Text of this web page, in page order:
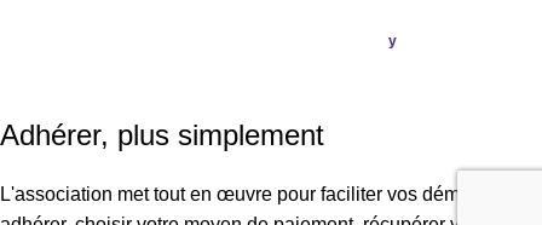
y
Adhérer, plus simplement
L'association met tout en œuvre pour faciliter vos démarches :